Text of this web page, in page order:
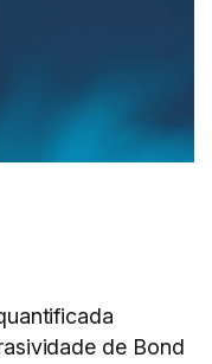
de Bond